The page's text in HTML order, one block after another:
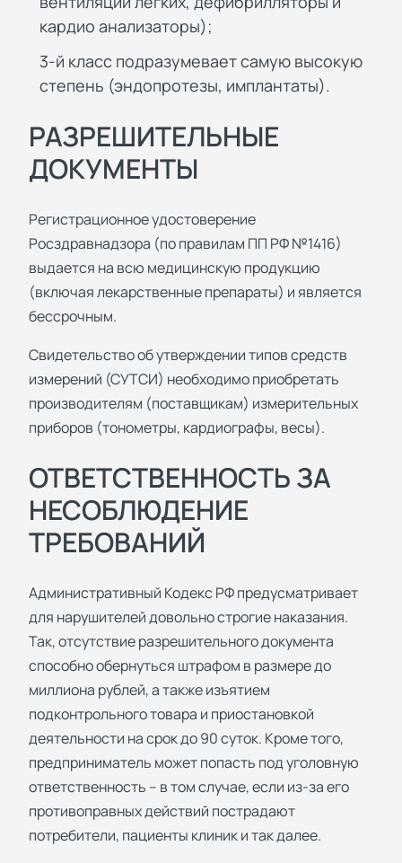
кардио анализаторы);
3-й класс подразумевает самую высокую
степень (эндопротезы, имплантаты).
РАЗРЕШИТЕЛЬНЫЕ
ДОКУМЕНТЫ
Регистрационное удостоверение
Росздравнадзора (по правилам ПП РФ №1416)
выдается на всю медицинскую продукцию
(включая лекарственные препараты) и является
бессрочным.
Свидетельство об утверждении типов средств
измерений (СУТСИ) необходимо приобретать
производителям (поставщикам) измерительных
приборов (тонометры, кардиографы, весы).
ОТВЕТСТВЕННОСТЬ ЗА
НЕСОБЛЮДЕНИЕ
ТРЕБОВАНИЙ
Административный Кодекс РФ предусматривает
для нарушителей довольно строгие наказания.
Так, отсутствие разрешительного документа
способно обернуться штрафом в размере до
миллиона рублей, а также изъятием
подконтрольного товара и приостановкой
деятельности на срок до 90 суток. Кроме того,
предприниматель может попасть под уголовную
ответственность – в том случае, если из-за его
противоправных действий пострадают
потребители, пациенты клиник и так далее.